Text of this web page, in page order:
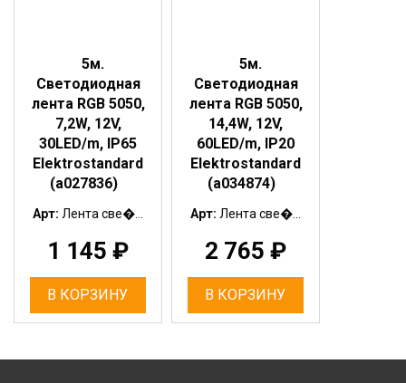
5м.
Светодиодная
лента RGB 5050,
7,2W, 12V,
30LED/m, IP65
Elektrostandard
(a027836)
Арт: Лента све�...
1 145 ₽
В КОРЗИНУ
5м.
Светодиодная
лента RGB 5050,
14,4W, 12V,
60LED/m, IP20
Elektrostandard
(a034874)
Арт: Лента све�...
2 765 ₽
В КОРЗИНУ